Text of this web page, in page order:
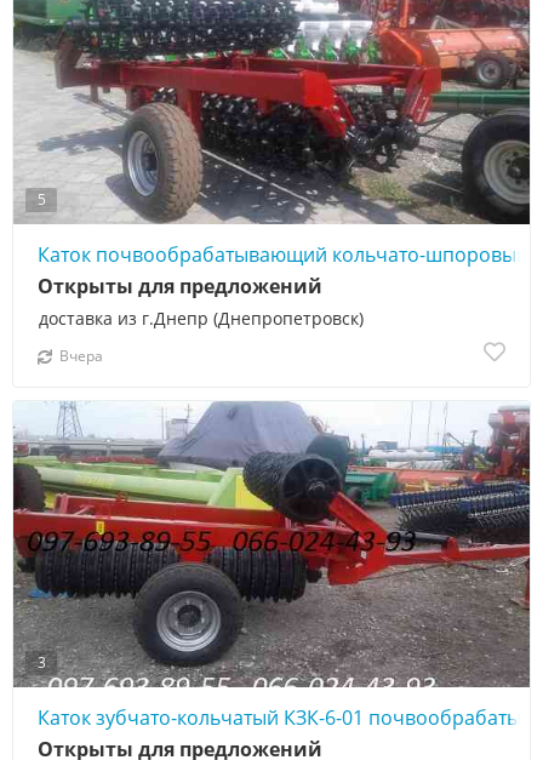
5
Каток почвообрабатывающий кольчато-шпоровый
доставка из г.Днепр (Днепропетровск)
Открыты для предложений
Вчера
3
Каток зубчато-кольчатый КЗК-6-01
Открыты для предложений